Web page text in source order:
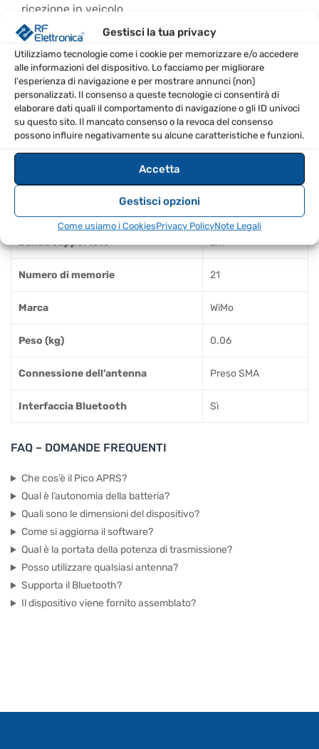
Gestisci la tua privacy
Utilizziamo tecnologie come i cookie per memorizzare e/o accedere
alle informazioni del dispositivo. Lo facciamo per migliorare
l'esperienza di navigazione e per mostrare annunci (non)
personalizzati. Il consenso a queste tecnologie ci consentirà di
elaborare dati quali il comportamento di navigazione o gli ID univoci
su questo sito. Il mancato consenso o la revoca del consenso
possono influire negativamente su alcune caratteristiche e funzioni.
Accetta
Gestisci opzioni
Come usiamo i CookiesPrivacy PolicyNote Legali
ricezione in veicolo
Caricare il dispositivo tramite una porta USB standard
Configurare il dispositivo tramite l’interfaccia web
integrata
Memorizzare la posizione GPS per situazioni senza
segnale
SPECIFICHE TECNICHE
Banda supportate 2m
Numero di memorie 21
Marca WiMo
Peso (kg) 0.06
Connessione dell’antenna Preso SMA
Interfaccia Bluetooth Sì
FAQ – DOMANDE FREQUENTI
Che cos’è il Pico APRS?
Qual è l’autonomia della batteria?
Quali sono le dimensioni del dispositivo?
Come si aggiorna il software?
Qual è la portata della potenza di trasmissione?
Posso utilizzare qualsiasi antenna?
Supporta il Bluetooth?
Il dispositivo viene fornito assemblato?